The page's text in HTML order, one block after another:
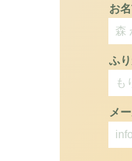
お
ふ
メ